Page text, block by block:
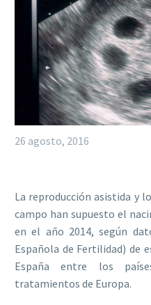
26 agosto, 2016
La reproducción asistida y
campo han supuesto el
en el año 2014, según
Española de Fertilidad) de
España entre los
tratamientos de Europa.